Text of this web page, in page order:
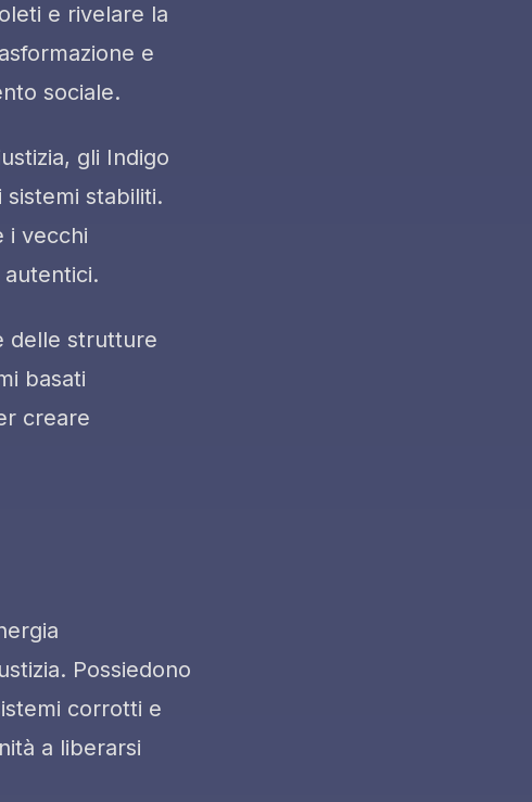
e rivelare la
e
sociale.
gli Indigo
stabiliti.
i vecchi
delle strutture
basati
creare
Possiedono
corrotti e
a liberarsi